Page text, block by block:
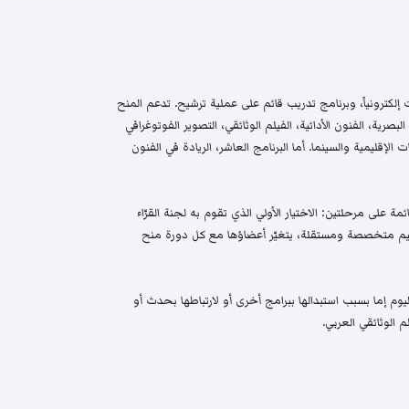
وبرنامج تدريب قائم على عملية ترشيح. تدعم المنح
الفنون الأدائية، الفيلم الوثائقي، التصوير الفوتوغرافي
والسينما. أما البرنامج العاشر، الريادة في الفنون
قائمة على مرحلتين: الاختيار الأولي الذي تقوم به لجنة القرّاء
متخصصة ومستقلة، يتغيّر أعضاؤها مع كل دورة منح
إما بسبب استبدالها ببرامج أخرى أو لارتباطها بحدث أو
الوثائقي العربي.